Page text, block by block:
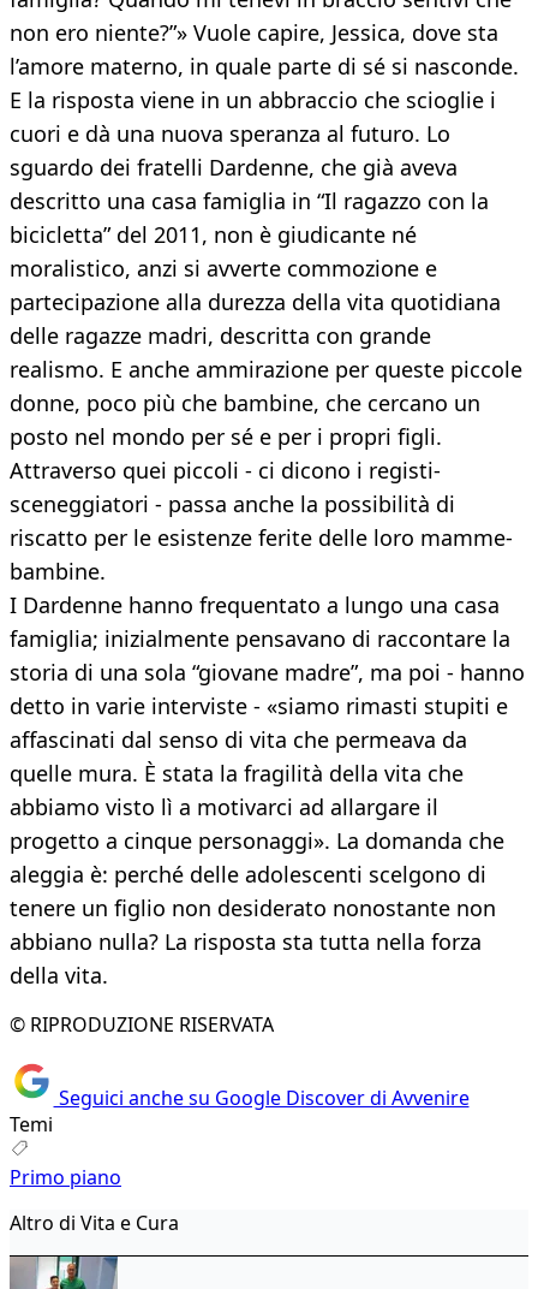
non ero niente?”» Vuole capire, Jessica, dove sta
l’amore materno, in quale parte di sé si nasconde.
E la risposta viene in un abbraccio che scioglie i
cuori e dà una nuova speranza al futuro. Lo
sguardo dei fratelli Dardenne, che già aveva
descritto una casa famiglia in “Il ragazzo con la
bicicletta” del 2011, non è giudicante né
moralistico, anzi si avverte commozione e
partecipazione alla durezza della vita quotidiana
delle ragazze madri, descritta con grande
realismo. E anche ammirazione per queste piccole
donne, poco più che bambine, che cercano un
posto nel mondo per sé e per i propri figli.
Attraverso quei piccoli - ci dicono i registi-
sceneggiatori - passa anche la possibilità di
riscatto per le esistenze ferite delle loro mamme-
bambine.
I Dardenne hanno frequentato a lungo una casa
famiglia; inizialmente pensavano di raccontare la
storia di una sola “giovane madre”, ma poi - hanno
detto in varie interviste - «siamo rimasti stupiti e
affascinati dal senso di vita che permeava da
quelle mura. È stata la fragilità della vita che
abbiamo visto lì a motivarci ad allargare il
progetto a cinque personaggi». La domanda che
aleggia è: perché delle adolescenti scelgono di
tenere un figlio non desiderato nonostante non
abbiano nulla? La risposta sta tutta nella forza
della vita.
© RIPRODUZIONE RISERVATA
Seguici anche su Google Discover di Avvenire
Temi
Primo piano
Altro di Vita e Cura